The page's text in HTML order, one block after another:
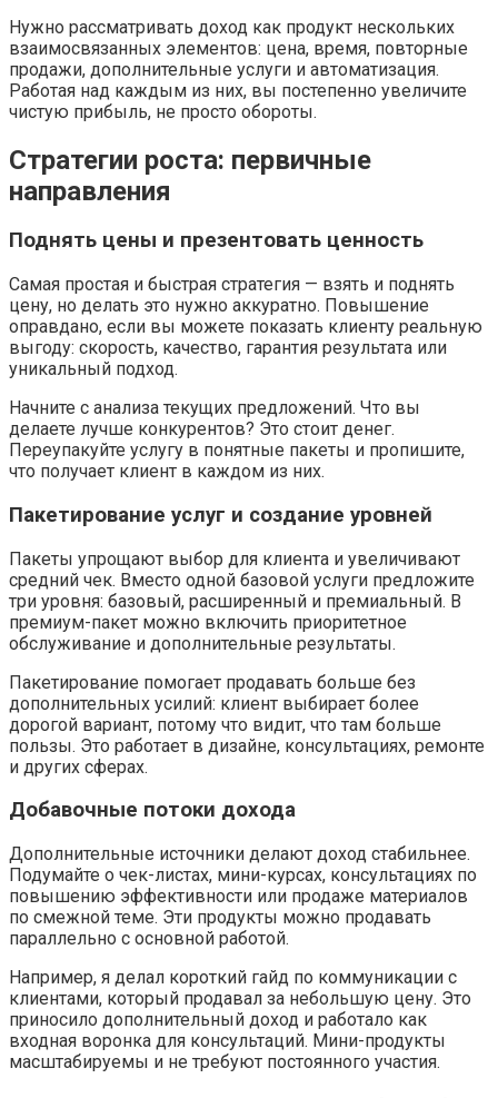
Нужно рассматривать доход как продукт нескольких
взаимосвязанных элементов: цена, время, повторные
продажи, дополнительные услуги и автоматизация.
Работая над каждым из них, вы постепенно увеличите
чистую прибыль, не просто обороты.
Стратегии роста: первичные
направления
Поднять цены и презентовать ценность
Самая простая и быстрая стратегия — взять и поднять
цену, но делать это нужно аккуратно. Повышение
оправдано, если вы можете показать клиенту реальную
выгоду: скорость, качество, гарантия результата или
уникальный подход.
Начните с анализа текущих предложений. Что вы
делаете лучше конкурентов? Это стоит денег.
Переупакуйте услугу в понятные пакеты и пропишите,
что получает клиент в каждом из них.
Пакетирование услуг и создание уровней
Пакеты упрощают выбор для клиента и увеличивают
средний чек. Вместо одной базовой услуги предложите
три уровня: базовый, расширенный и премиальный. В
премиум-пакет можно включить приоритетное
обслуживание и дополнительные результаты.
Пакетирование помогает продавать больше без
дополнительных усилий: клиент выбирает более
дорогой вариант, потому что видит, что там больше
пользы. Это работает в дизайне, консультациях, ремонте
и других сферах.
Добавочные потоки дохода
Дополнительные источники делают доход стабильнее.
Подумайте о чек-листах, мини-курсах, консультациях по
повышению эффективности или продаже материалов
по смежной теме. Эти продукты можно продавать
параллельно с основной работой.
Например, я делал короткий гайд по коммуникации с
клиентами, который продавал за небольшую цену. Это
приносило дополнительный доход и работало как
входная воронка для консультаций. Мини-продукты
масштабируемы и не требуют постоянного участия.